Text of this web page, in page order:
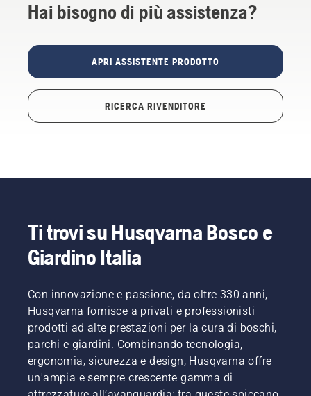
Hai bisogno di più assistenza?
APRI ASSISTENTE PRODOTTO
RICERCA RIVENDITORE
Ti trovi su Husqvarna Bosco e
Giardino Italia
Con innovazione e passione, da oltre 330 anni,
Husqvarna fornisce a privati e professionisti
prodotti ad alte prestazioni per la cura di boschi,
parchi e giardini. Combinando tecnologia,
ergonomia, sicurezza e design, Husqvarna offre
un'ampia e sempre crescente gamma di